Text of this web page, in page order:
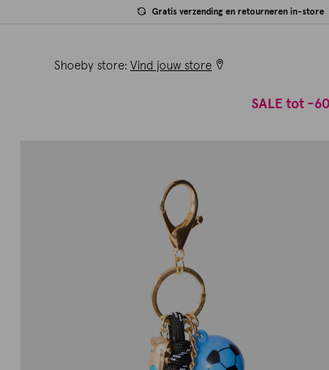
Gratis verzending en retourneren in-store
Shoeby store: Vind jouw store
SALE tot -